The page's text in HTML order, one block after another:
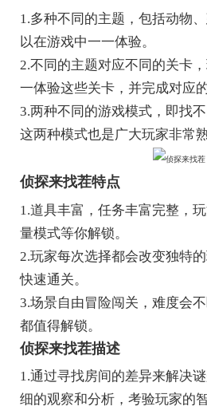
1.多种不同的主题，包括动物
以在游戏中一一体验。
2.不同的主题对应不同的关卡
一体验这些关卡，并完成对应
3.两种不同的游戏模式，即找
这两种模式也是广大玩家非常熟
侦探来找茬特点
1.道具丰富，任务丰富完整，
量模式等你解锁。
2.玩家每次选择都会改变独特
快速通关。
3.场景自由冒险闯关，难度会
都值得解锁。
侦探来找茬描述
1.通过寻找房间的差异来解决
细的观察和分析，考验玩家的